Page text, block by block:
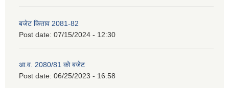
बजेट किताव 2081-82
Post date: 07/15/2024 - 12:30
आ.व. 2080/81 को बजेट
Post date: 06/25/2023 - 16:58